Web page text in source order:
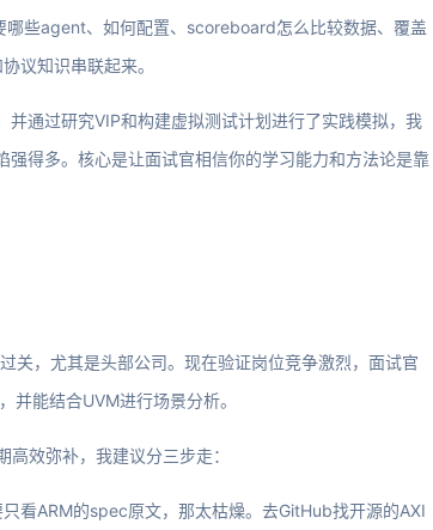
哪些agent、如何配置、scoreboard怎么比较数据、覆盖
议知识串联起来。
通过研究VIP和构建虚拟测试计划进行了实践模拟，我
得多。核心是让面试官相信你的学习能力和方法论是靠
关，尤其是头部公司。现在验证岗位竞争激烈，面试官
并能结合UVM进行场景分析。
效弥补，我建议分三步走：
看ARM的spec原文，那太枯燥。去GitHub找开源的AXI